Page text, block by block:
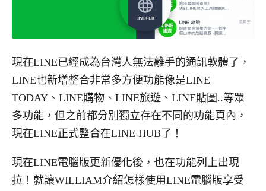
現在LINE已經成為台灣人無法離手的通訊軟體了，
LINE也新增整合非常多方便功能像是LINE
TODAY、LINE購物、LINE旅遊、LINE貼圖..等眾
多功能，但之前都分別獨立存在不同的功能頁內，
現在LINE正式整合在LINE HUB了！
現在LINE電腦版更新優化後，也在功能列上出現
拉！就讓WILLIAM介紹怎樣使用LINE電腦版享受